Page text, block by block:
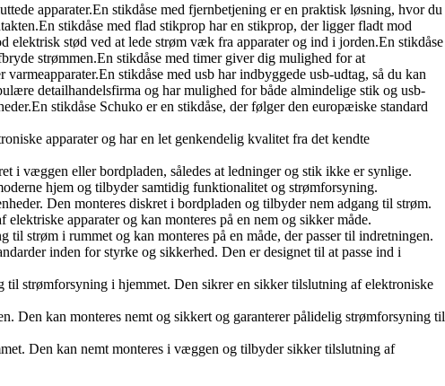
apparater.En stikdåse med fjernbetjening er en praktisk løsning, hvor du
stikdåse med flad stikprop har en stikprop, der ligger fladt mod
elektrisk stød ved at lede strøm væk fra apparater og ind i jorden.En stikdåse
strømmen.En stikdåse med timer giver dig mulighed for at
stikdåse med usb har indbyggede usb-udtag, så du kan
detailhandelsfirma og har mulighed for både almindelige stik og usb-
stikdåse Schuko er en stikdåse, der følger den europæiske standard
apparater og har en let genkendelig kvalitet fra det kendte
i væggen eller bordpladen, således at ledninger og stik ikke er synlige.
hjem og tilbyder samtidig funktionalitet og strømforsyning.
Den monteres diskret i bordpladen og tilbyder nem adgang til strøm.
apparater og kan monteres på en nem og sikker måde.
strøm i rummet og kan monteres på en måde, der passer til indretningen.
inden for styrke og sikkerhed. Den er designet til at passe ind i
strømforsyning i hjemmet. Den sikrer en sikker tilslutning af elektroniske
kan monteres nemt og sikkert og garanterer pålidelig strømforsyning til
Den kan nemt monteres i væggen og tilbyder sikker tilslutning af